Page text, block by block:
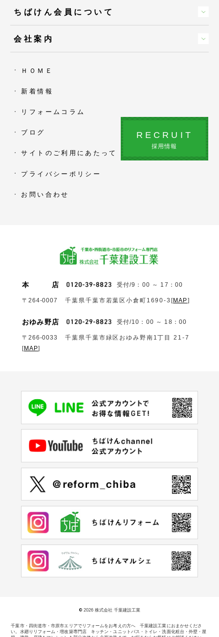
ちばけん会員について
会社案内
ＨＯＭＥ
新着情報
リフォームコラム
ブログ
サイトのご利用にあたって
プライバシーポリシー
お問い合わせ
RECRUIT
採用情報
本 店 受付/9：00 ～ 17：00
〒264-0007 千葉県千葉市若葉区小倉町1690‐3 [MAP]
おゆみ野店 受付/10：00 ～ 18：00
〒266-0033
千葉県千葉市緑区おゆみ野南1丁目 21-7
[MAP]
千葉市・四街道市・市原市エリアでリフォームをお考えの方へ 千葉建設工業におまかせくださ
い。 水廻りリフォーム・増改築専門店 キッチン・ユニットバス・トイレ・洗面化粧台・外壁・屋
© 2026 株式会社 千葉建設工業